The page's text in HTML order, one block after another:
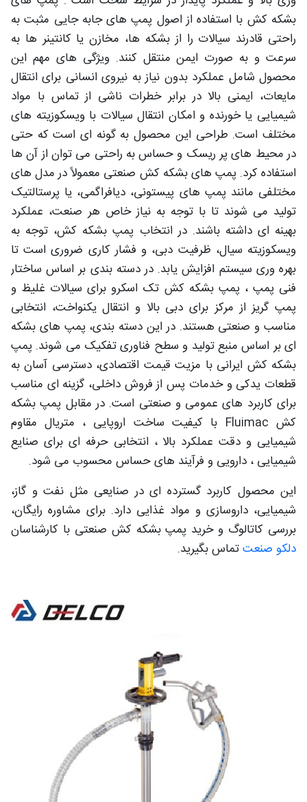
بشکه کش با استفاده از اصول پمپ های جابه جایی مثبت به
راحتی قادرند سیالات را از بشکه ها، مخازن یا کانتینر ها به
سرعت و به صورت ایمن منتقل کنند. ویژگی های مهم این
محصول شامل عملکرد بدون نیاز به نیروی انسانی برای انتقال
مایعات، ایمنی بالا در برابر خطرات ناشی از تماس با مواد
شیمیایی یا خورنده و امکان انتقال سیالات با ویسکوزیته های
مختلف است. طراحی این محصول به گونه ای است که حتی
در محیط های پر ریسک و حساس به راحتی می توان از آن ها
استفاده کرد. پمپ های بشکه کش صنعتی معمولاً در مدل های
مختلفی مانند پمپ های پیستونی، دیافراگمی، یا پرستالتیک
تولید می شوند تا با توجه به نیاز خاص هر صنعت، عملکرد
بهینه ای داشته باشند. در انتخاب پمپ بشکه کش، توجه به
ویسکوزیته سیال، ظرفیت دبی، و فشار کاری ضروری است تا
بهره وری سیستم افزایش یابد. در دسته بندی بر اساس ساختار
فنی پمپ ، پمپ بشکه کش تک اسکرو برای سیالات غلیظ و
پمپ گریز از مرکز برای دبی بالا و انتقال یکنواخت، انتخابی
مناسب و صنعتی هستند. در این دسته بندی، پمپ های بشکه
ای بر اساس منبع تولید و سطح فناوری تفکیک می شوند. پمپ
بشکه کش ایرانی با مزیت قیمت اقتصادی، دسترسی آسان به
قطعات یدکی و خدمات پس از فروش داخلی، گزینه ای مناسب
برای کاربرد های عمومی و صنعتی است. در مقابل پمپ بشکه
کش Fluimac با کیفیت ساخت اروپایی ، متریال مقاوم
شیمیایی و دقت عملکرد بالا ، انتخابی حرفه ای برای صنایع
شیمیایی ، دارویی و فرآیند های حساس محسوب می شود.
این محصول کاربرد گسترده ای در صنایعی مثل نفت و گاز،
شیمیایی، داروسازی و مواد غذایی دارد. برای مشاوره رایگان،
بررسی کاتالوگ و خرید پمپ بشکه کش صنعتی با کارشناسان
دلکو صنعتتماس بگیرید.